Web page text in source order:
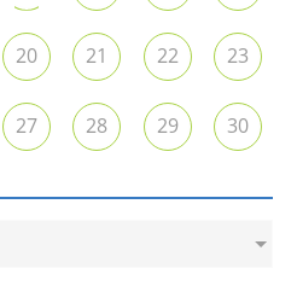
20 21 22 23
27 28 29 30